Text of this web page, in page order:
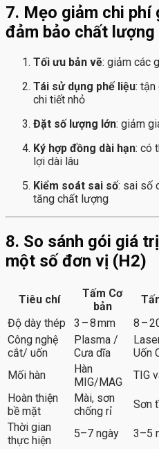
7. Mẹo giảm chi phí
đảm bảo chất lượng
Tối ưu bản vẽ: giảm các
Tái sử dụng phế liệu: tận
chi tiết nhỏ
Đặt số lượng lớn: giảm
Ký hợp đồng dài hạn: có
lợi dài lâu
Kiểm soát sai số: sai số
tăng chất lượng
8. So sánh gói giá
một số đơn vị (H2)
Tiêu chí
Tấm Cơ
bản
Độ dày thép
3 – 8 mm 8 –
Công nghệ
cắt/ uốn
Plasma /
Cưa dĩa
Uốn
Mối hàn
Hàn
MIG/MAG
TIG
Hoàn thiện
bề mặt
Mài, sơn
chống rỉ
Sơn
Thời gian
thực hiện
5–7 ngày 3–5